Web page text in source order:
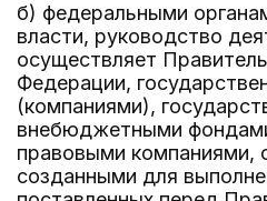
б) федеральными
власти, руководство
осуществляет
Федерации,
(компаниями),
внебюджетными
правовыми компаниями,
созданными для